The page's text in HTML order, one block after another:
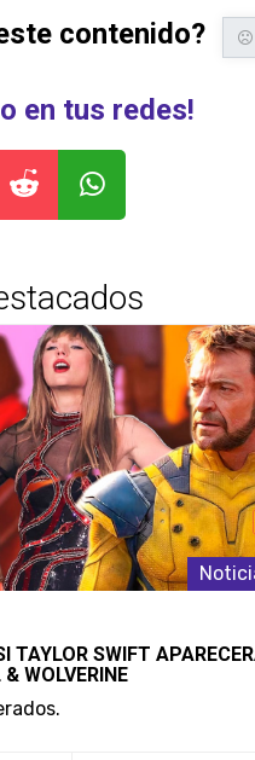
contenido?
en tus redes!
TAYLOR SWIFT
WOLVERINE